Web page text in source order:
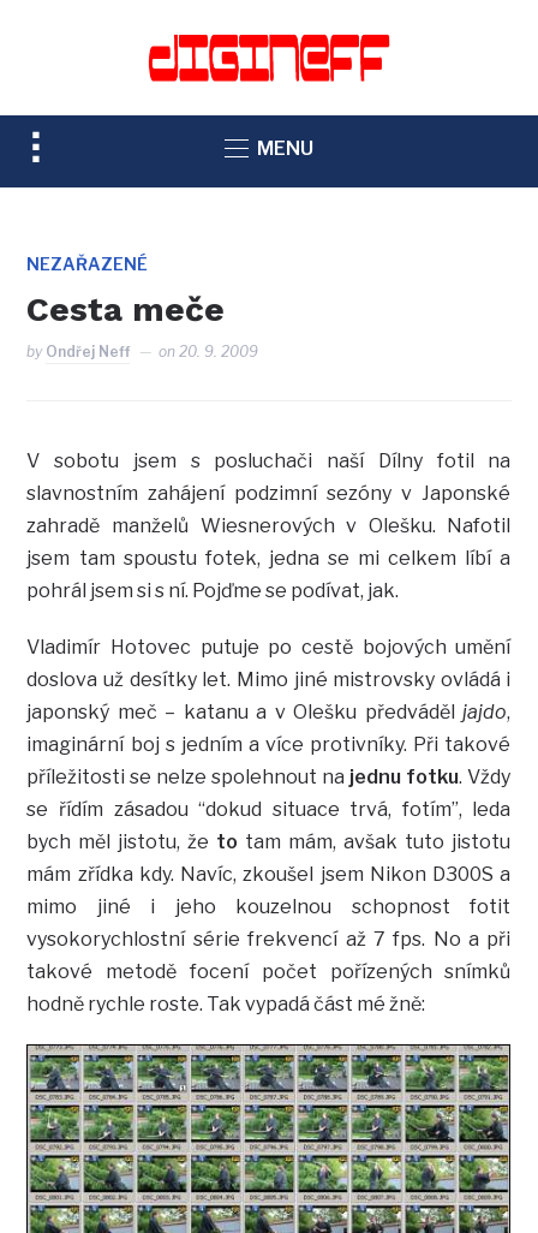
TOGGLE
SIDEBAR
NAVIGATION
MENU
NEZAŘAZENÉ
Cesta meče
by Ondřej Neff on20. 9. 2009
V sobotu jsem s posluchači naší Dílny fotil na
slavnostním zahájení podzimní sezóny v Japonské
zahradě manželů Wiesnerových v Olešku. Nafotil
jsem tam spoustu fotek, jedna se mi celkem líbí a
pohrál jsem si s ní. Pojďme se podívat, jak.
Vladimír Hotovec putuje po cestě bojových umění
doslova už desítky let. Mimo jiné mistrovsky ovládá i
japonský meč – katanu a v Olešku předváděljajdo,
imaginární boj s jedním a více protivníky. Při takové
příležitosti se nelze spolehnout na jednu fotku. Vždy
se řídím zásadou “dokud situace trvá, fotím”, leda
bych měl jistotu, že to tam mám, avšak tuto jistotu
mám zřídka kdy. Navíc, zkoušel jsem Nikon D300S a
mimo jiné i jeho kouzelnou schopnost fotit
vysokorychlostní série frekvencí až 7 fps. No a při
takové metodě focení počet pořízených snímků
hodně rychle roste. Tak vypadá část mé žně: